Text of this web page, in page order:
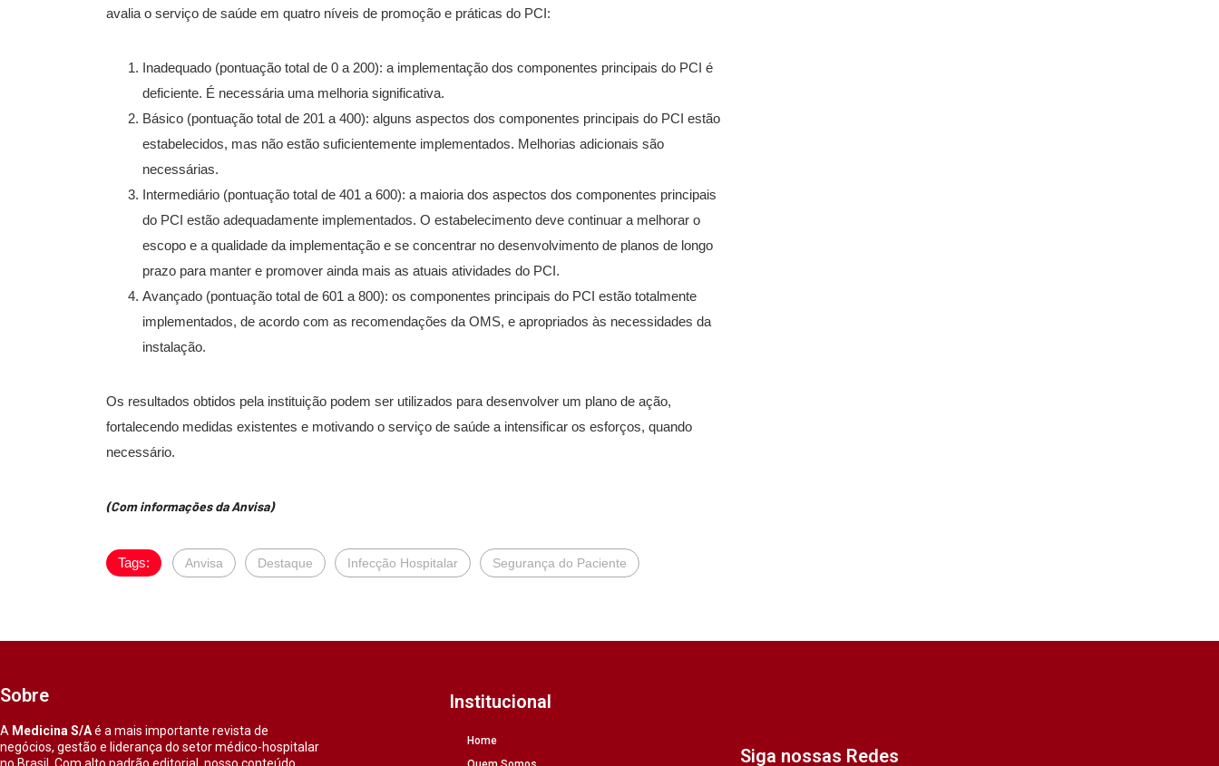
avalia o serviço de saúde em quatro níveis de promoção e práticas do PCI:
Inadequado (pontuação total de 0 a 200): a implementação dos componentes principais do PCI é
deficiente. É necessária uma melhoria significativa.
Básico (pontuação total de 201 a 400): alguns aspectos dos componentes principais do PCI estão
estabelecidos, mas não estão suficientemente implementados. Melhorias adicionais são
necessárias.
Intermediário (pontuação total de 401 a 600): a maioria dos aspectos dos componentes principais
do PCI estão adequadamente implementados. O estabelecimento deve continuar a melhorar o
escopo e a qualidade da implementação e se concentrar no desenvolvimento de planos de longo
prazo para manter e promover ainda mais as atuais atividades do PCI.
Avançado (pontuação total de 601 a 800): os componentes principais do PCI estão totalmente
implementados, de acordo com as recomendações da OMS, e apropriados às necessidades da
instalação.
Os resultados obtidos pela instituição podem ser utilizados para desenvolver um plano de ação,
fortalecendo medidas existentes e motivando o serviço de saúde a intensificar os esforços, quando
necessário.
(Com informações da Anvisa)
Tags: Anvisa Destaque Infecção Hospitalar Segurança do Paciente
Sobre
A Medicina S/Aé a mais importante revista de
negócios, gestão e liderança do setor médico-hospitalar
Institucional
Home
Siga nossas Redes